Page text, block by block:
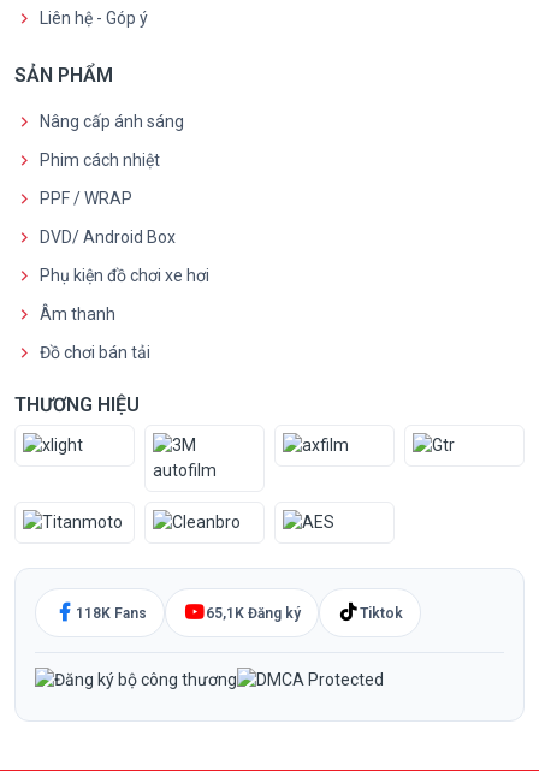
Liên hệ - Góp ý
SẢN PHẨM
Nâng cấp ánh sáng
Phim cách nhiệt
PPF / WRAP
DVD/ Android Box
Phụ kiện đồ chơi xe hơi
Âm thanh
Đồ chơi bán tải
THƯƠNG HIỆU
118K Fans 65,1K Đăng ký Tiktok